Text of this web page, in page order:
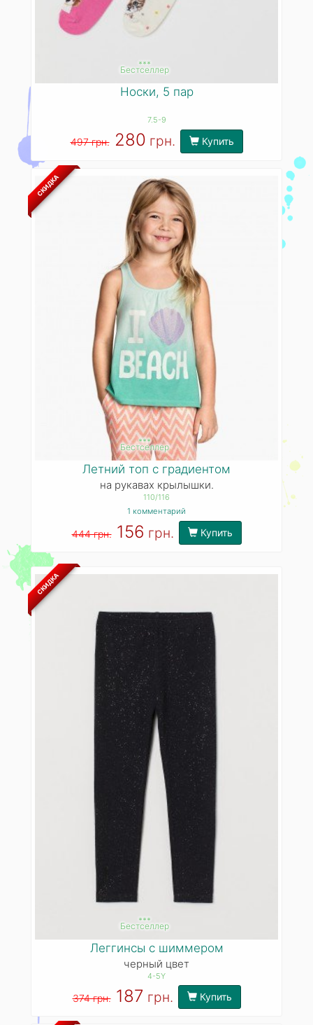
***
Бестселлер
Носки, 5 пар
7.5-9
497 грн. 280 грн. Купить
СКИДКА
***
Бестселлер
Летний топ с градиентом
на рукавах крылышки.
110/116
1 комментарий
444 грн. 156 грн. Купить
СКИДКА
***
Бестселлер
Леггинсы с шиммером
черный цвет
4-5Y
374 грн. 187 грн. Купить